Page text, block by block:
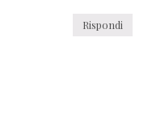
Rispondi